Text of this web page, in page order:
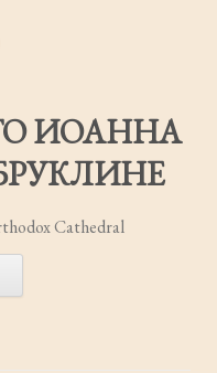
ИОАННА
Cathedral